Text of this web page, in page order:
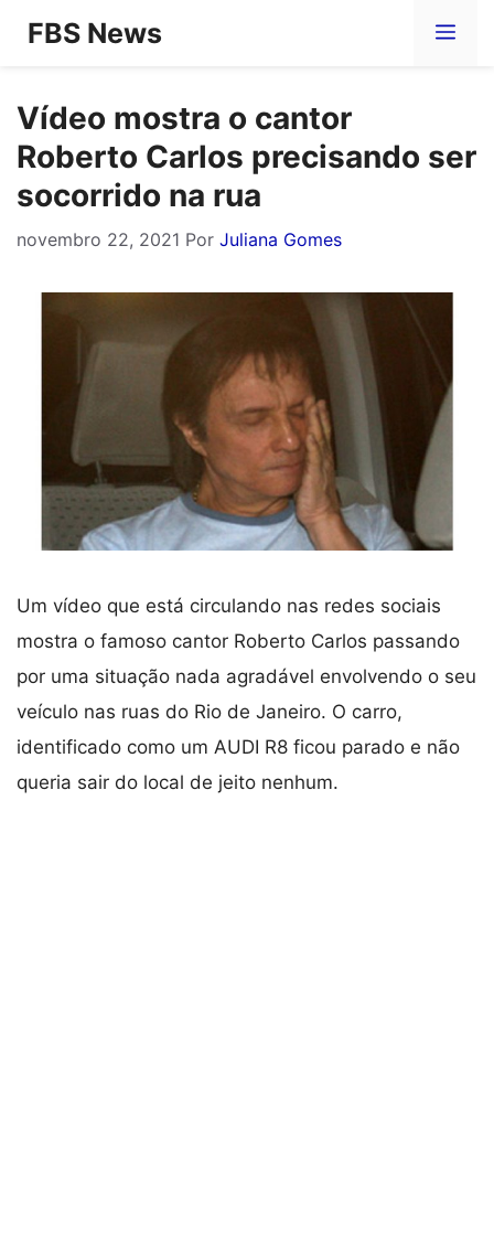
Pular
conteúdo
FBS News
Vídeo mostra o cantor
Roberto Carlos precisando ser
socorrido na rua
novembro 22, 2021 Por Juliana Gomes
Um vídeo que está circulando nas redes sociais
mostra o famoso cantor Roberto Carlos passando
por uma situação nada agradável envolvendo o seu
veículo nas ruas do Rio de Janeiro. O carro,
identificado como um AUDI R8 ficou parado e não
queria sair do local de jeito nenhum.